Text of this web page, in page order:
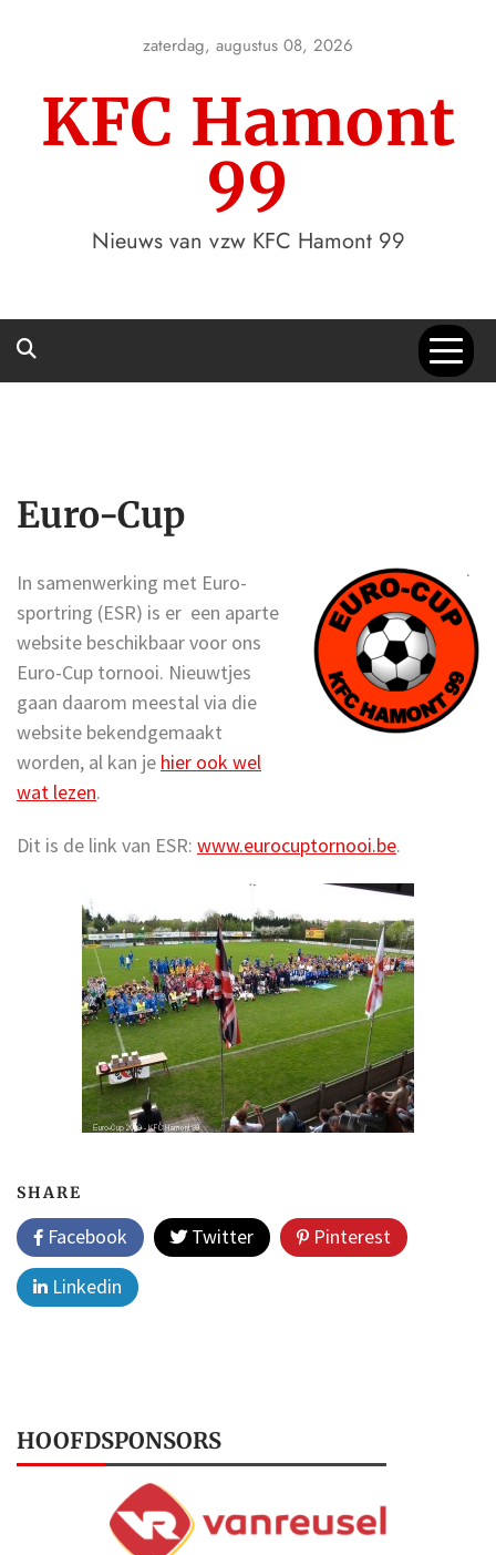
zaterdag, augustus 08, 2026
KFC Hamont
99
Nieuws van vzw KFC Hamont 99
Euro-Cup
In samenwerking met Euro-
sportring (ESR) is er een aparte
website beschikbaar voor ons
Euro-Cup tornooi. Nieuwtjes
gaan daarom meestal via die
website bekendgemaakt
worden, al kan je hier ook wel
wat lezen.
Dit is de link van ESR: www.eurocuptornooi.be.
SHARE
Facebook Twitter
Pinterest
Linkedin
HOOFDSPONSORS